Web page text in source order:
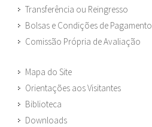
Transferência ou Reingresso
Bolsas e Condições de Pagamento
Comissão Própria de Avaliação
Mapa do Site
Orientações aos Visitantes
Biblioteca
Downloads